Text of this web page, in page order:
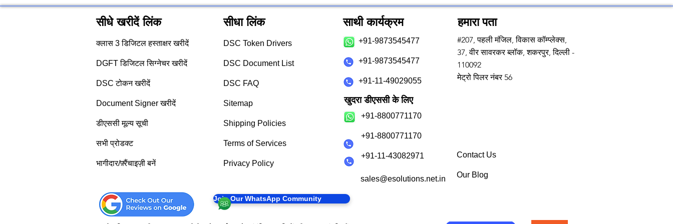
सीधे खरीदें लिंक
क्लास 3 डिजिटल हस्ताक्षर खरीदें
DGFT डिजिटल सिग्नेचर खरीदें
DSC टोकन खरीदें
Document Signer खरीदें
डीएससी मूल्य सूची
सभी प्रोडक्ट
भागीदार/फ़्रैंचाइज़ी बनें
सीधा लिंक
DSC Token Drivers
DSC Document List
DSC FAQ
Sitemap
Shipping Policies
Terms of Services
Privacy Policy
साथी कार्यक्रम
+91-9873545477
+91-9873545477
+91-11-49029055
खुदरा डीएससी के लिए
+91-8800771170
+91-8800771170
+91-11-43082971
sales@esolutions.net.in
हमारा पता
#207, पहली मंजिल, विकास कॉम्प्लेक्स,
37, वीर सावरकर ब्लॉक, शकरपुर, दिल्ली -
110092
मेट्रो पिलर नंबर 56
Contact Us
Our Blog
Join Our WhatsApp Community